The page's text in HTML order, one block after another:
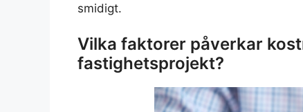
smidigt.
Vilka faktorer påverkar
fastighetsprojekt?